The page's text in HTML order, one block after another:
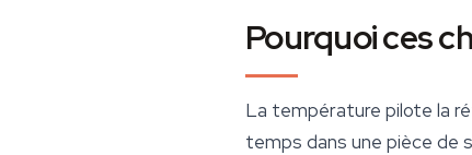
Pourquoi ces
La température pilote la
temps dans une pièce de